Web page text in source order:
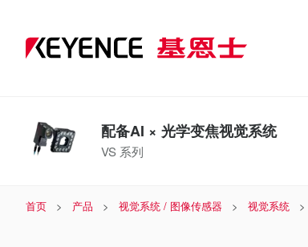
配备AI × 光学变焦视觉系统
VS 系列
首页 产品 视觉系统 / 图像传感器 视觉系统